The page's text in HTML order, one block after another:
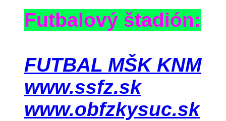
Futbalový štadión:
FUTBAL MŠK KNM
www.ssfz.sk
www.obfzkysuc.sk